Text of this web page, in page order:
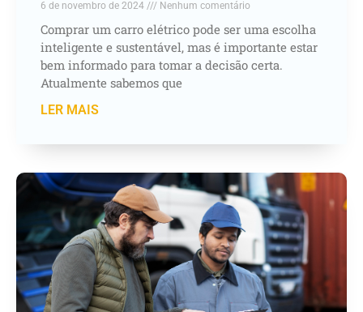
6 de novembro de 2024 Nenhum comentário
Comprar um carro elétrico pode ser uma escolha
inteligente e sustentável, mas é importante estar
bem informado para tomar a decisão certa.
Atualmente sabemos que
LER MAIS